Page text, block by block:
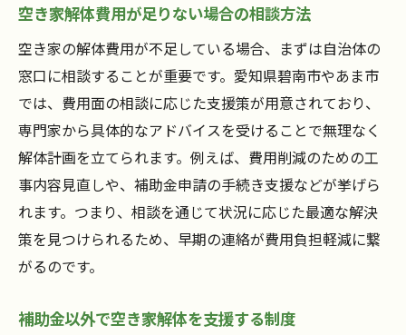
空き家解体費用が足りない場合の相談方法
空き家の解体費用が不足している場合、まずは自治体の
窓口に相談することが重要です。愛知県碧南市やあま市
では、費用面の相談に応じた支援策が用意されており、
専門家から具体的なアドバイスを受けることで無理なく
解体計画を立てられます。例えば、費用削減のための工
事内容見直しや、補助金申請の手続き支援などが挙げら
れます。つまり、相談を通じて状況に応じた最適な解決
策を見つけられるため、早期の連絡が費用負担軽減に繋
がるのです。
補助金以外で空き家解体を支援する制度